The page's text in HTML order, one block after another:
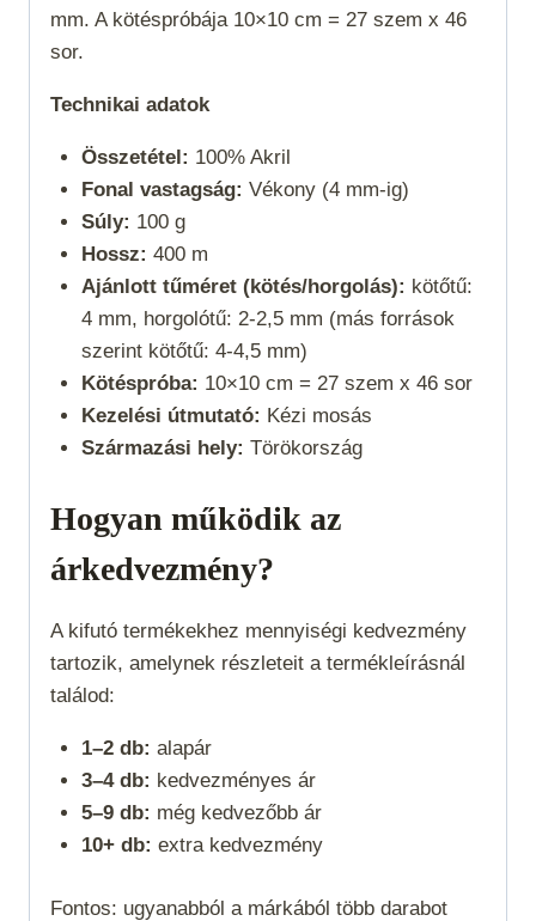
mm. A kötéspróbája 10×10 cm = 27 szem x 46
sor.
Technikai adatok
Összetétel: 100% Akril
Fonal vastagság: Vékony (4 mm-ig)
Súly: 100 g
Hossz: 400 m
Ajánlott tűméret (kötés/horgolás): kötőtű:
4 mm, horgolótű: 2-2,5 mm (más források
szerint kötőtű: 4-4,5 mm)
Kötéspróba: 10×10 cm = 27 szem x 46 sor
Kezelési útmutató: Kézi mosás
Származási hely: Törökország
Hogyan működik az
árkedvezmény?
A kifutó termékekhez mennyiségi kedvezmény
tartozik, amelynek részleteit a termékleírásnál
találod:
1–2 db: alapár
3–4 db: kedvezményes ár
5–9 db: még kedvezőbb ár
10+ db: extra kedvezmény
Fontos: ugyanabból a márkából több darabot